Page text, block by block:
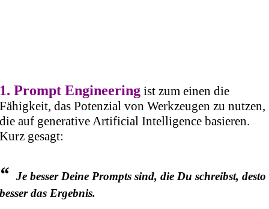
1. Prompt Engineering ist zum einen die
Fähigkeit, das Potenzial von Werkzeugen zu nutzen,
die auf generative Artificial Intelligence basieren.
Kurz gesagt:
“ Je besser Deine Prompts sind, die Du schreibst, desto
besser das Ergebnis.